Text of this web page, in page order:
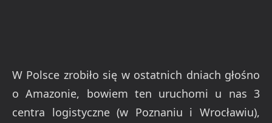
W Polsce zrobiło się w ostatnich dniach głośno
o Amazonie, bowiem ten uruchomi u nas 3
centra logistyczne (w Poznaniu i Wrocławiu),